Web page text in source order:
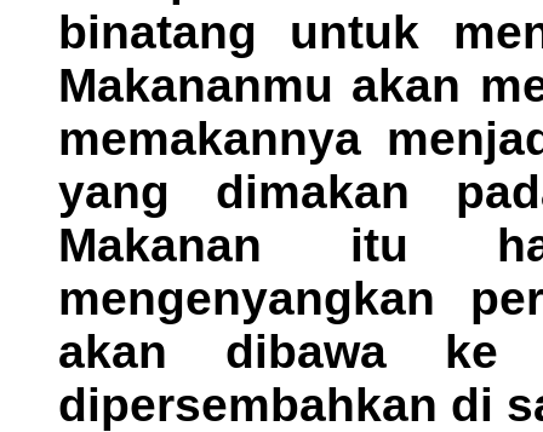
binatang untuk
Makananmu akan
memakannya
yang dimakan
Makanan itu
mengenyangkan
akan dibawa ke
dipersembahkan di